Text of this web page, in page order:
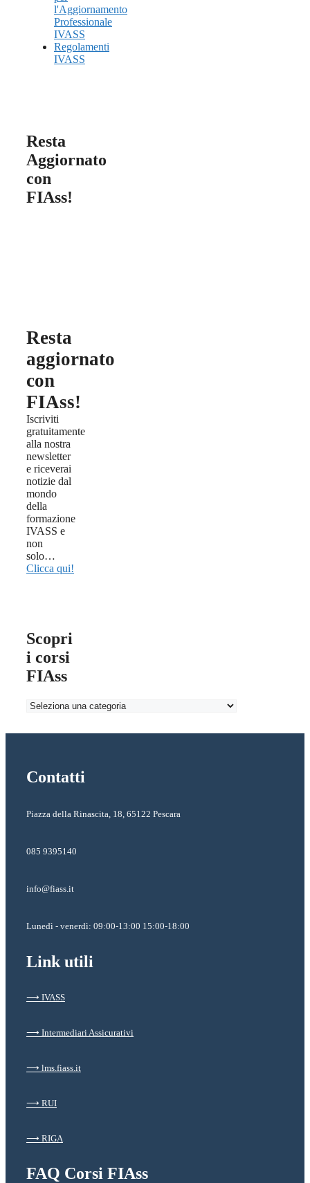
l'Aggiornamento
Professionale
IVASS
Regolamenti
IVASS
Resta
Aggiornato
con
FIAss!
Resta
aggiornato
con
FIAss!
Iscriviti
gratuitamente
alla nostra
newsletter
e riceverai
notizie dal
mondo
della
formazione
IVASS e
non
solo…
Clicca qui!
Scopri
i corsi
FIAss
Contatti
Piazza della Rinascita, 18, 65122 Pescara
085 9395140
info@fiass.it
Lunedì - venerdì: 09:00-13:00 15:00-18:00
Link utili
⟶ IVASS
⟶ Intermediari Assicurativi
⟶ lms.fiass.it
⟶ RUI
⟶ RIGA
FAQ Corsi FIAss